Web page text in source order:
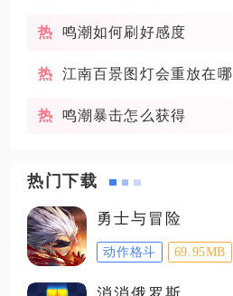
鸣潮如何刷好感度
江南百景图灯会重放在哪
鸣潮暴击怎么获得
热门下载
勇士与冒险
动作格斗 69.95MB